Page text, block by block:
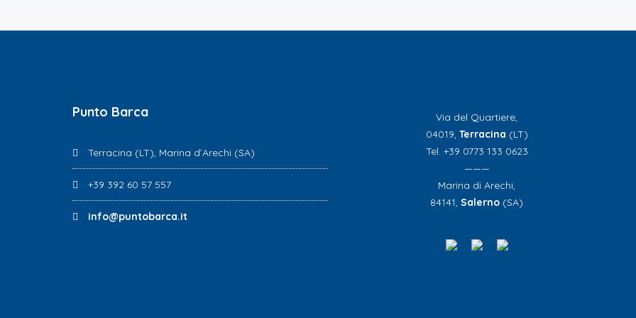
Punto Barca
Terracina (LT), Marina d’Arechi (SA)
+39 392 60 57 557
info@puntobarca.it
Via del Quartiere,
04019, Terracina (LT)
Tel. +39 0773 133 0623
———
Marina di Arechi,
84141,Salerno (SA)